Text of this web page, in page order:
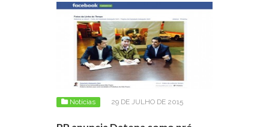
Notícias 29 DE JULHO DE 2015